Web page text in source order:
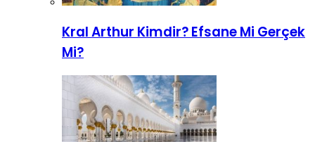
Kral Arthur Kimdir? Efsane Mi Gerçek
Mi?